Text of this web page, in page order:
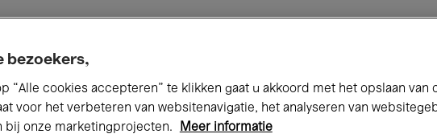
bezoekers,
“Alle cookies accepteren” te klikken gaat u akkoord met het opslaan van
voor het verbeteren van websitenavigatie, het analyseren van
bij onze marketingprojecten.
Meer informatie